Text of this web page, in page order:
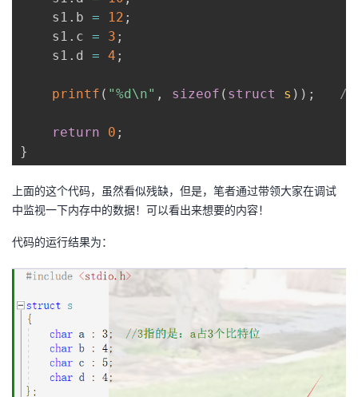
课
的
我
术
支
云
声
	s1
. b = 12 ;
	s1
. c = 3 ;
	s1
. d = 4 ;
printf ( "%d\n" , sizeof ( struct s ) ) ; //
return 0 ;
}
上面的这个代码，虽然看似残缺，但是，笔者通过带领大家在调试
中监视一下内存中的数据！可以看出来想要的内容！
代码的运行结果为：